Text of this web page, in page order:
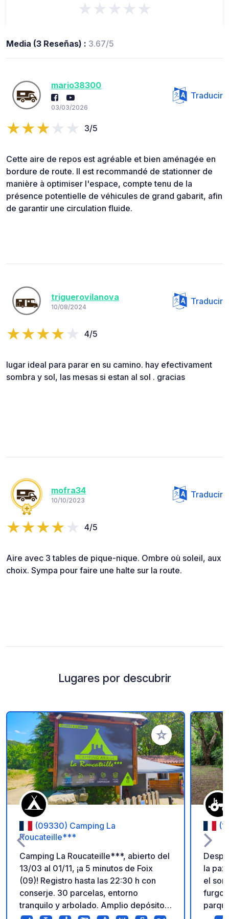
★★★★★
Media (3 Reseñas) : 3.67/5
mario38300
03/03/2026
Traducir
3/5
Cette aire de repos est agréable et bien aménagée en
bordure de route. Il est recommandé de stationner de
manière à optimiser l'espace, compte tenu de la
présence potentielle de véhicules de grand gabarit, afin
de garantir une circulation fluide.
triguerovilanova
10/08/2024
Traducir
4/5
lugar ideal para parar en su camino. hay efectivament
sombra y sol, las mesas si estan al sol . gracias
mofra34
10/10/2023
Traducir
4/5
Aire avec 3 tables de pique-nique. Ombre où soleil, aux
choix. Sympa pour faire une halte sur la route.
Lugares por descubrir
Añadir a tus
(09330) Camping La
Roucateille***
Camping La Roucateille***, abierto del
13/03 al 01/11, ¡a 5 minutos de Foix
(09)! Registro hasta las 22:30 h con
conserje. 30 parcelas, entorno
tranquilo y arbolado. Amplio depósito
la
el